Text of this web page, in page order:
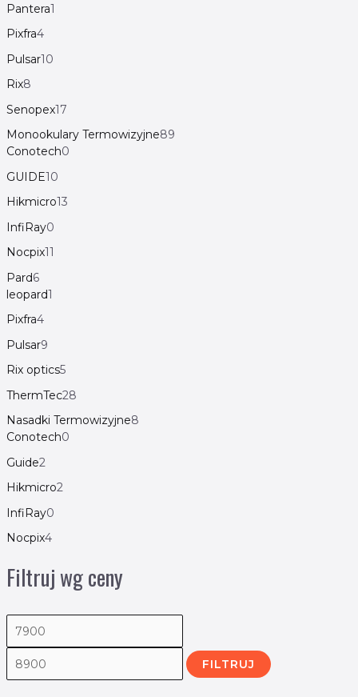
Pantera1
Pixfra4
Pulsar10
Rix8
Senopex17
Monookulary Termowizyjne89
Conotech0
GUIDE10
Hikmicro13
InfiRay0
Nocpix11
Pard6
leopard1
Pixfra4
Pulsar9
Rix optics5
ThermTec28
Nasadki Termowizyjne8
Conotech0
Guide2
Hikmicro2
InfiRay0
Nocpix4
Filtruj wg ceny
FILTRUJ